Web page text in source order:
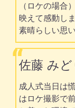
（ロケの場合
映えて感動し
素晴らしい思
佐藤 みど
成人式当日は
はロケ撮影で